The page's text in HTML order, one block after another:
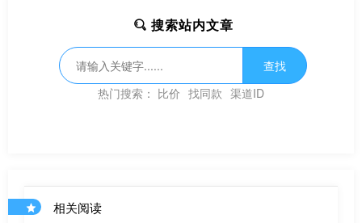
搜索站内文章
查找
热门搜索： 比价 找同款 渠道ID
相关阅读